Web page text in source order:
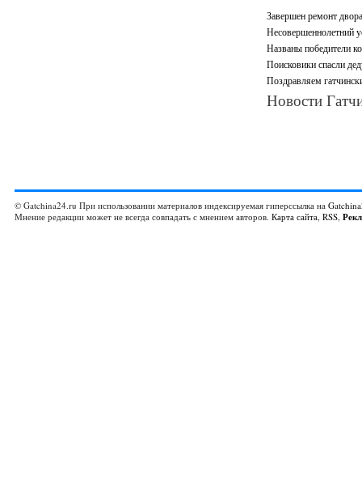
Завершен ремонт
Несовершеннолетний
Названы победители
Поисковики спасли
Поздравляем
Новости
© Gatchina24.ru При использовании материалов индексируемая гиперссылка на
Мнение редакции может не всегда совпадать с мнением авторов. Карта сайта, RSS,